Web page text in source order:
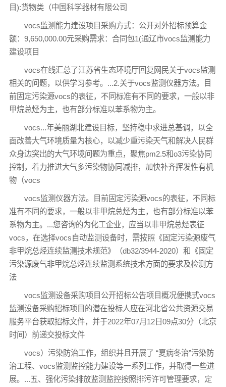
目):货物类（中国科学器材有限公司
vocs监测能力建设项目采购方式：公开对外招标预算金
额：9,650,000.00元采购需求：合同包1(通辽市vocs监测能力
建设项目
vocs在线汇总了江苏省生态环境厅回复网民关于vocs监测
相关的问题，以供学习参考。...2.关于vocs监测仪器方法。目
前固定污染源vocs的表征，不同标准有不同的要求，一般以非
甲烷总烃为主，也有部分标准以苯系物为主。
vocs...年美丽湖北建设目标，坚持稳中求进总基调，以全
面改善大气环境质量为核心，以减少重污染天气和解决人民群
众身边突出的大气环境问题为重点，聚焦pm2.5和o3污染协同
控制，着力推进大气多污染物协同减排，加快补齐挥发性有机
物（vocs
vocs监测仪器方法。目前固定污染源vocs的表征，不同标
准有不同的要求，一般以非甲烷总烃为主，也有部分标准以苯
系物为主。...您咨询的为化工企业，应当以非甲烷总烃表征
vocs，在选择vocs自动监测设备时，需按照《固定污染源废气
非甲烷总烃连续监测技术规范》（db32/3944-2020）和《固定
污染源废气非甲烷总烃连续监测系统技术方面的要求及检测方
法
vocs监测设备采购项目公开招标公告项目概况便携式vocs
监测设备采购招标项目的潜在投标人应在河北省公共资源交易
服务平台获取招标文件，并于2022年07月12日09点30分（北京
时间）前递交投标文件
vocs）污染防治工作，组织并且开展了 “夏病冬治”污染防
治工程、vocs监测监控能力建设等一系列工作，并取得一些进
展。...五、强化污染排放监测监控按照排污许可管理要求，定